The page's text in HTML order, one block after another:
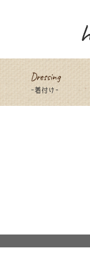
-着付け-
Dressing